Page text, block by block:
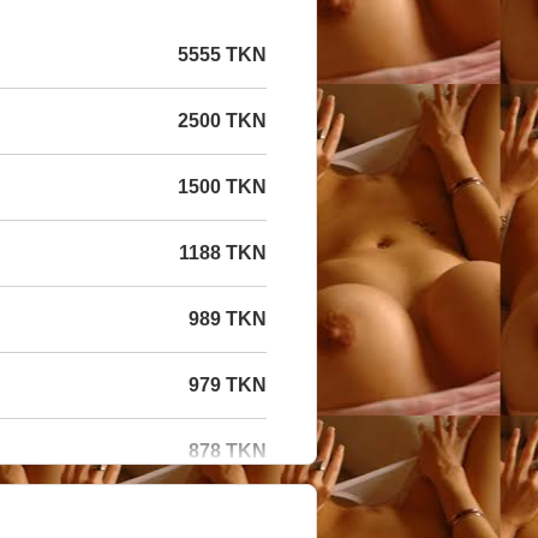
5555 TKN
2500 TKN
1500 TKN
1188 TKN
989 TKN
979 TKN
878 TKN